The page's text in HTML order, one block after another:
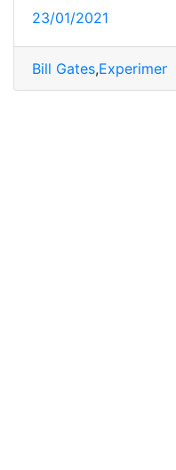
23/01/2021
Bill Gates,Experimento